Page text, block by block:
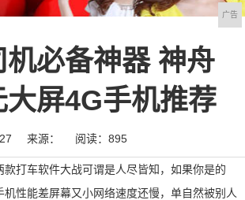
广告
机必备神器 神舟
屏4G手机推荐
来源： 阅读：895
款打车软件大战可谓是人尽皆知，如果你是的
机性能差屏幕又小网络速度还慢，单自然被别人